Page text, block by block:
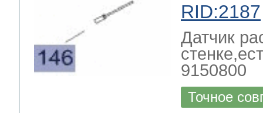
RID:2187
Датчик
9150800
Точное